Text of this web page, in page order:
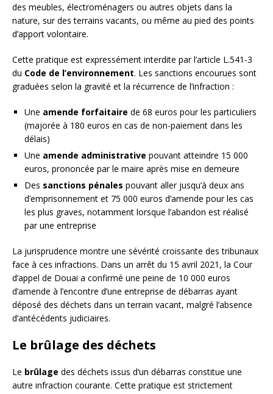
des meubles, électroménagers ou autres objets dans la
nature, sur des terrains vacants, ou même au pied des points
d’apport volontaire.
Cette pratique est expressément interdite par l’article L.541-3
du Code de l’environnement. Les sanctions encourues sont
graduées selon la gravité et la récurrence de l’infraction :
Une amende forfaitaire de 68 euros pour les particuliers
(majorée à 180 euros en cas de non-paiement dans les
délais)
Une amende administrative pouvant atteindre 15 000
euros, prononcée par le maire après mise en demeure
Des sanctions pénales pouvant aller jusqu’à deux ans
d’emprisonnement et 75 000 euros d’amende pour les cas
les plus graves, notamment lorsque l’abandon est réalisé
par une entreprise
La jurisprudence montre une sévérité croissante des tribunaux
face à ces infractions. Dans un arrêt du 15 avril 2021, la Cour
d’appel de Douai a confirmé une peine de 10 000 euros
d’amende à l’encontre d’une entreprise de débarras ayant
déposé des déchets dans un terrain vacant, malgré l’absence
d’antécédents judiciaires.
Le brûlage des déchets
Le brûlage des déchets issus d’un débarras constitue une
autre infraction courante. Cette pratique est strictement